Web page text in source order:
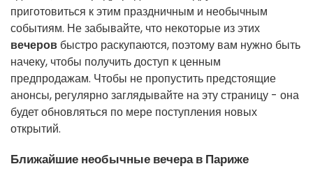
приготовиться к этим праздничным и необычным
событиям. Не забывайте, что некоторые из этих
вечеров быстро раскупаются, поэтому вам нужно быть
начеку, чтобы получить доступ к ценным
предпродажам. Чтобы не пропустить предстоящие
анонсы, регулярно заглядывайте на эту страницу - она
будет обновляться по мере поступления новых
открытий.
Ближайшие необычные вечера в Париже